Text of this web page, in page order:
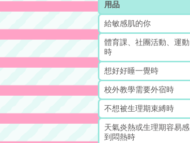
用品
給敏感肌的你
體育課、社團活動、運動
時
想好好睡一覺時
校外教學需要外宿時
不想被生理期束縛時
天氣炎熱或生理期容易感
到悶熱時